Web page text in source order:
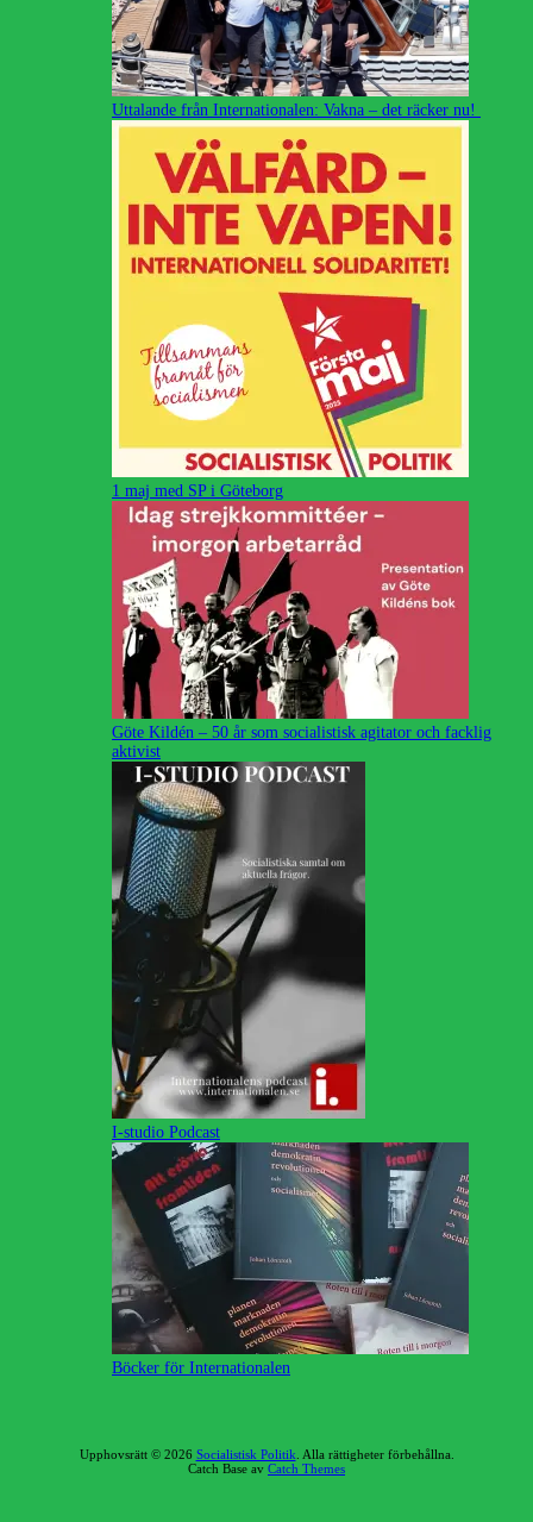
Uttalande från Internationalen: Vakna – det räcker nu!
1 maj med SP i Göteborg
Göte Kildén – 50 år som socialistisk agitator och facklig
aktivist
I-studio Podcast
Böcker för Internationalen
Upphovsrätt © 2026 Socialistisk Politik . Alla rättigheter förbehållna.
Catch Base av Catch Themes